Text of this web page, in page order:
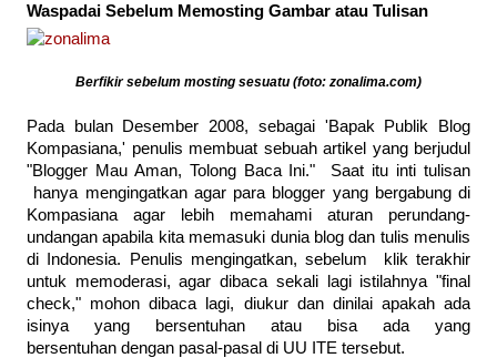
Waspadai Sebelum Memosting Gambar atau Tulisan
Berfikir sebelum mosting sesuatu (foto: zonalima.com)
Pada bulan Desember 2008, sebagai 'Bapak Publik Blog
Kompasiana,' penulis membuat sebuah artikel yang berjudul
"Blogger Mau Aman, Tolong Baca Ini." Saat itu inti tulisan
hanya mengingatkan agar para blogger yang bergabung di
Kompasiana agar lebih memahami aturan perundang-
undangan apabila kita memasuki dunia blog dan tulis menulis
di Indonesia. Penulis mengingatkan, sebelum klik terakhir
untuk memoderasi, agar dibaca sekali lagi istilahnya "final
check," mohon dibaca lagi, diukur dan dinilai apakah ada
isinya yang bersentuhan atau bisa ada yang
bersentuhan dengan pasal-pasal di UU ITE tersebut.